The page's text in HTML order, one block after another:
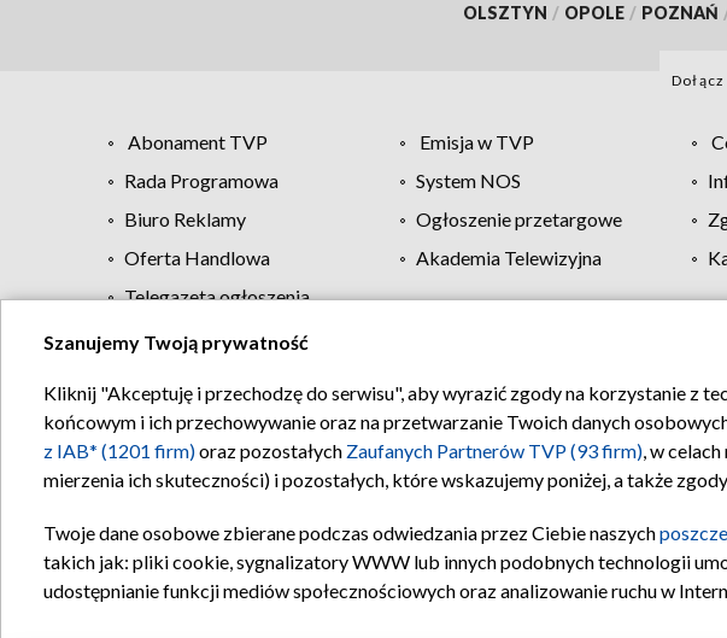
OLSZTYN / OPOLE / POZNAŃ
Abonament TVP Emisja w TVP
Rada Programowa
System NOS
Biuro Reklamy
Ogłoszenie przetargowe
Oferta Handlowa
Akademia Telewizyjna
Telegazeta ogłoszenia
Regulamin TVP Polityka prywatności
Szanujemy Twoją prywatność
Kliknij "Akceptuję i przechodzę do serwisu", aby wyrazić zgody na korzystanie z
końcowym i ich przechowywanie oraz na przetwarzanie Twoich danych
z IAB* (1201 firm)oraz pozostałych Zaufanych Partnerów TVP (93 firm), w
mierzenia ich skuteczności) i pozostałych, które wskazujemy poniżej, a także
Twoje dane osobowe zbierane podczas odwiedzania przez Ciebie naszych
takich jak: pliki cookie, sygnalizatory WWW lub innych podobnych technologii
udostępnianie funkcji mediów społecznościowych oraz analizowanie ruchu w